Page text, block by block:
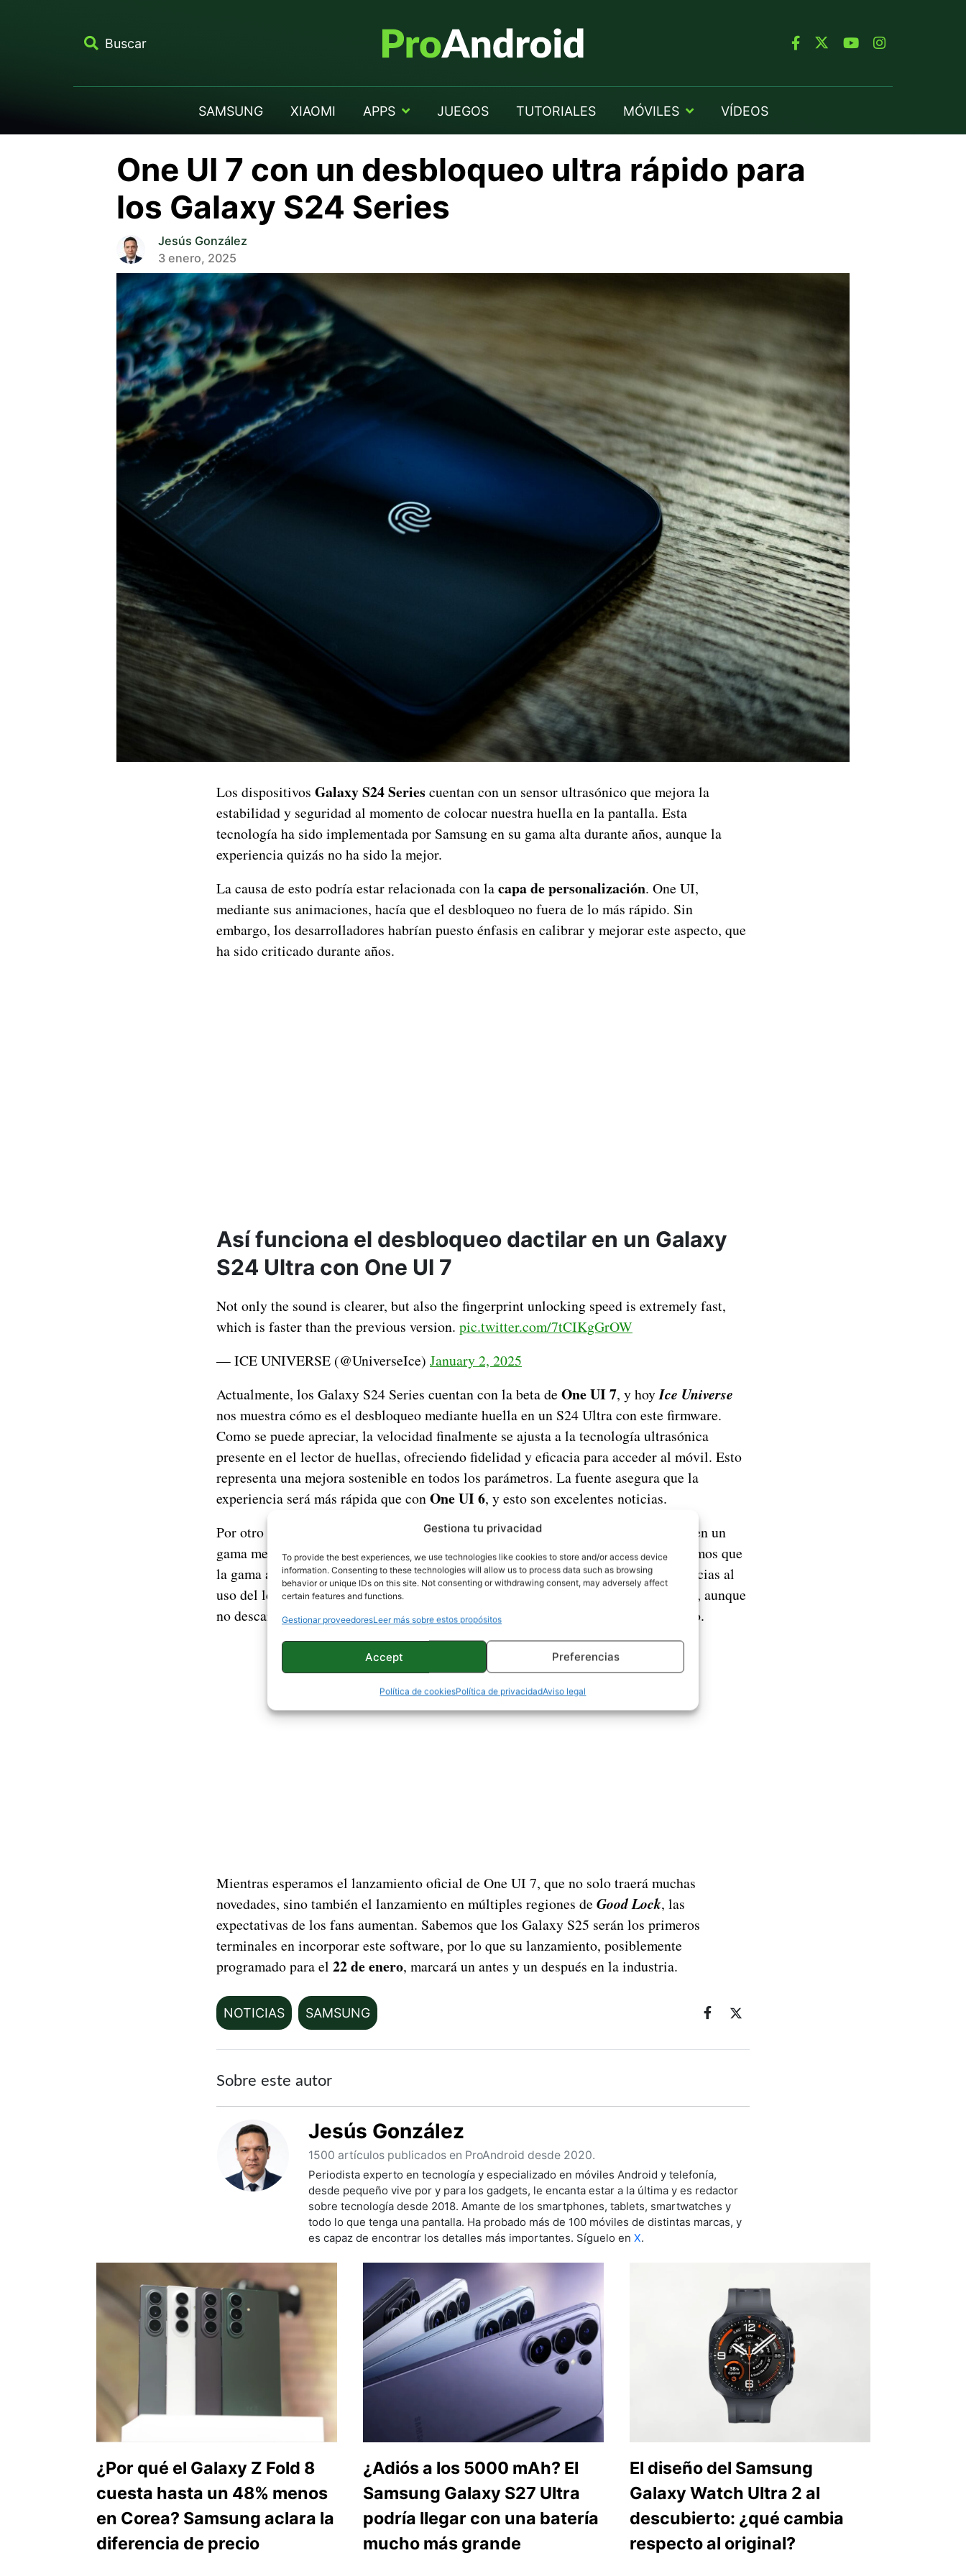
Gestiona tu privacidad
To provide the best experiences, we use technologies like cookies to store and/or access device
information. Consenting to these technologies will allow us to process data such as browsing
behavior or unique IDs on this site. Not consenting or withdrawing consent, may adversely affect
certain features and functions.
Gestionar proveedoresLeer más sobre estos propósitos
Accept Preferencias
Política de cookiesPolítica de privacidadAviso legal
Buscar
SAMSUNG XIAOMI APPS JUEGOS TUTORIALES MÓVILES VÍDEOS
One UI 7 con un desbloqueo ultra rápido para
los Galaxy S24 Series
Jesús González
3 enero, 2025
Los dispositivos Galaxy S24 Series cuentan con un sensor ultrasónico que mejora la
estabilidad y seguridad al momento de colocar nuestra huella en la pantalla. Esta
tecnología ha sido implementada por Samsung en su gama alta durante años, aunque la
experiencia quizás no ha sido la mejor.
La causa de esto podría estar relacionada con lacapa de personalización. One UI,
mediante sus animaciones, hacía que el desbloqueo no fuera de lo más rápido. Sin
embargo, los desarrolladores habrían puesto énfasis en calibrar y mejorar este aspecto, que
ha sido criticado durante años.
Así funciona el desbloqueo dactilar en un Galaxy
S24 Ultra con One UI 7
Not only the sound is clearer, but also the fingerprint unlocking speed is extremely fast,
which is faster than the previous version. pic.twitter.com/7tCIKgGrOW
— ICE UNIVERSE (@UniverseIce) January 2, 2025
Actualmente, los Galaxy S24 Series cuentan con la beta de One UI 7, y hoyIce Universe
nos muestra cómo es el desbloqueo mediante huella en un S24 Ultra con este firmware.
Como se puede apreciar, la velocidad finalmente se ajusta a la tecnología ultrasónica
presente en el lector de huellas, ofreciendo fidelidad y eficacia para acceder al móvil. Esto
representa una mejora sostenible en todos los parámetros. La fuente asegura que la
experiencia será más rápida que conOne UI 6, y esto son excelentes noticias.
Por otro lado, surge una pregunta: ¿los demás dispositivos, como el Galaxy S23 o en un
gama media como elGalaxy A55 , también tendrán una velocidad similar? Suponemos que
la gama alta de años anteriores podría acercarse a la experiencia del S24 Ultra, gracias al
uso del lector ultrasónico. En la gama media, las cosas podrían mantenerse iguales, aunque
no descartamos que Samsung ajuste las animaciones para optimizar en este aspecto.
Mientras esperamos el lanzamiento oficial de One UI 7, que no solo traerá muchas
novedades, sino también el lanzamiento en múltiples regiones de Good Lock, las
expectativas de los fans aumentan. Sabemos que los Galaxy S25 serán los primeros
terminales en incorporar este software, por lo que su lanzamiento, posiblemente
programado para el 22 de enero, marcará un antes y un después en la industria.
NOTICIAS SAMSUNG
Sobre este autor
Jesús González
1500 artículos publicados en ProAndroid desde 2020.
Periodista experto en tecnología y especializado en móviles Android y telefonía,
desde pequeño vive por y para los gadgets, le encanta estar a la última y es redactor
sobre tecnología desde 2018. Amante de los smartphones, tablets, smartwatches y
todo lo que tenga una pantalla. Ha probado más de 100 móviles de distintas marcas, y
es capaz de encontrar los detalles más importantes. Síguelo enX.
¿Por qué el Galaxy Z Fold 8
cuesta hasta un 48% menos
en Corea? Samsung aclara la
diferencia de precio
¿Adiós a los 5000 mAh? El
Samsung Galaxy S27 Ultra
podría llegar con una batería
mucho más grande
El diseño del Samsung
Galaxy Watch Ultra 2 al
descubierto: ¿qué cambia
respecto al original?